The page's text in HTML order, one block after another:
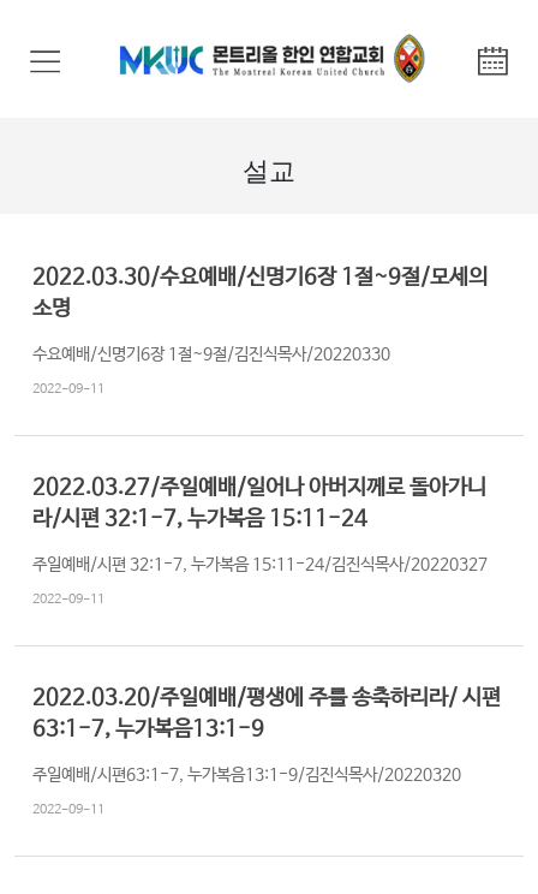
안
내
말
씀
양
선
교
와
눔
예
배
자
행
설교
2022.03.30/수요예배/신명기6장 1절~9절/모세의
소명
수요예배/신명기6장 1절~9절/김진식목사/20220330
2022-09-11
2022.03.27/주일예배/일어나 아버지께로 돌아가니
라/시편 32:1-7, 누가복음 15:11-24
주일예배/시편 32:1-7, 누가복음 15:11-24/김진식목사/20220327
2022-09-11
2022.03.20/주일예배/평생에 주를 송축하리라/ 시편
63:1-7, 누가복음13:1-9
주일예배/시편63:1-7, 누가복음13:1-9/김진식목사/20220320
2022-09-11